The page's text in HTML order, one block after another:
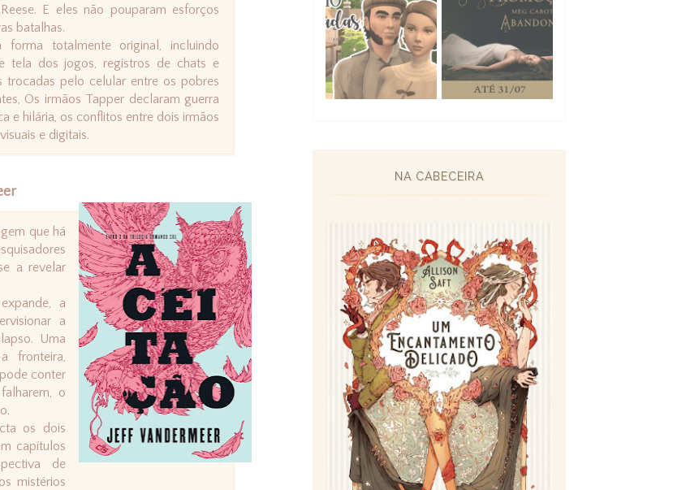
E eles não pouparam esforços
batalhas.
forma totalmente original, incluindo
tela dos jogos, registros de chats e
trocadas pelo celular entre os pobres
Os irmãos Tapper declaram guerra
e hilária, os conflitos entre dois irmãos
e digitais.
que há
a revelar
a
a
Uma
fronteira,
conter
o
os dois
capítulos
de
mistérios
NA CABECEIRA